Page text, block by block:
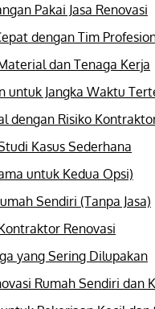
Pakai Jasa Renovasi
dengan Tim
dan Tenaga Kerja
untuk Jangka Waktu
dengan Risiko
Kasus Sederhana
untuk Kedua Opsi)
Sendiri (Tanpa Jasa)
Renovasi
yang Sering Dilupakan
Rumah Sendiri dan